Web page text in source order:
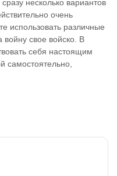
несколько вариантов
очень
использовать различные
войну свое войско. В
себя настоящим
самостоятельно,